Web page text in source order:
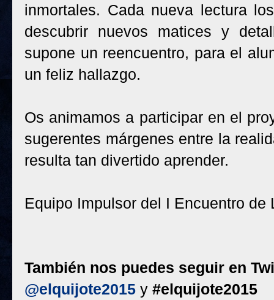
inmortales. Cada nueva lectura
descubrir nuevos matices y
supone un reencuentro, para el
un feliz hallazgo.
Os animamos a participar en el
sugerentes márgenes entre la
resulta tan divertido aprender.
Equipo Impulsor del I Encuentro de
También nos puedes seguir en
@elquijote2015 y #elquijote2015